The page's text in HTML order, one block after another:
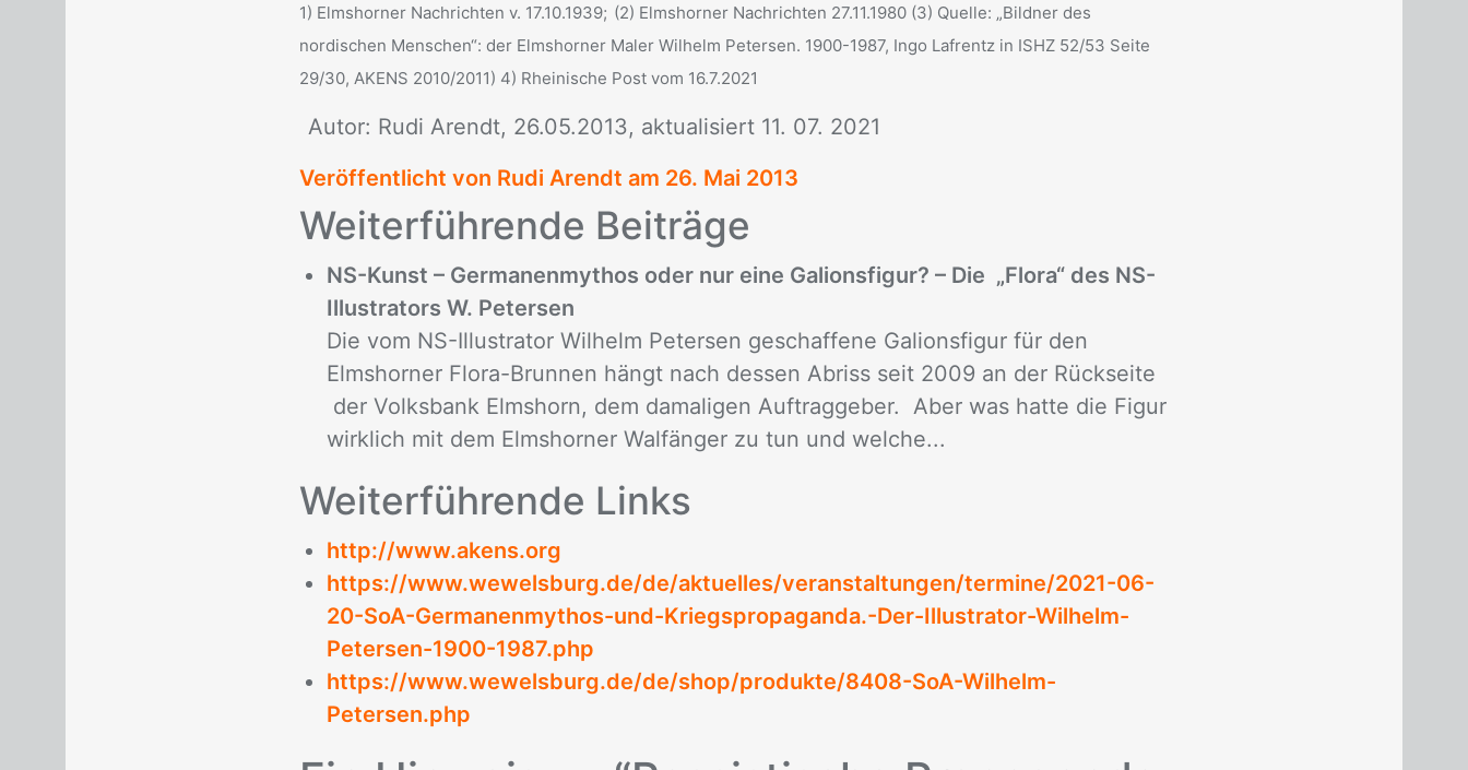
1) Elmshorner Nachrichten v. 17.10.1939; (2) Elmshorner Nachrichten 27.11.1980 (3) Quelle: „Bildner des
nordischen Menschen“: der Elmshorner Maler Wilhelm Petersen. 1900-1987, Ingo Lafrentz in ISHZ 52/53 Seite
29/30, AKENS 2010/2011) 4) Rheinische Post vom 16.7.2021
Au­tor: Rudi Arendt, 26.05.2013, ak­tua­li­siert 11. 07. 2021
Veröffentlicht von Rudi Arendt am 26. Mai 2013
Wei­ter­füh­ren­de Bei­trä­ge
NS-Kunst – Germanenmythos oder nur eine Galionsfigur? – Die „Flora“ des NS-
Illustrators W. Petersen
Die vom NS-Illustrator Wilhelm Petersen geschaffene Galionsfigur für den
Elmshorner Flora-Brunnen hängt nach dessen Abriss seit 2009 an der Rückseite
der Volksbank Elmshorn, dem damaligen Auftraggeber. Aber was hatte die Figur
wirklich mit dem Elmshorner Walfänger zu tun und welche...
Wei­ter­füh­ren­de Links
http://www.akens.org
https://www.wewelsburg.de/de/aktuelles/veranstaltungen/termine/2021-06-
20-SoA-Germanenmythos-und-Kriegspropaganda.-Der-Illustrator-Wilhelm-
Petersen-1900-1987.php
https://www.wewelsburg.de/de/shop/produkte/8408-SoA-Wilhelm-
Petersen.php